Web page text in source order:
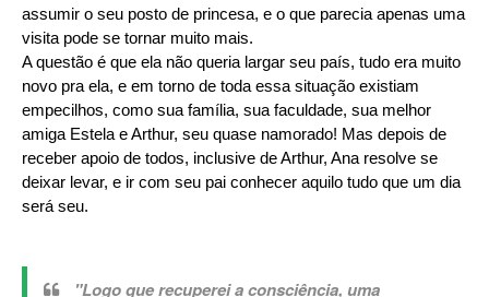
assumir o seu posto de princesa, e o que parecia apenas uma
visita pode se tornar muito mais.
A questão é que ela não queria largar seu país, tudo era muito
novo pra ela, e em torno de toda essa situação existiam
empecilhos, como sua família, sua faculdade, sua melhor
amiga Estela e Arthur, seu quase namorado! Mas depois de
receber apoio de todos, inclusive de Arthur, Ana resolve se
deixar levar, e ir com seu pai conhecer aquilo tudo que um dia
será seu.
"Logo que recuperei a consciência, uma